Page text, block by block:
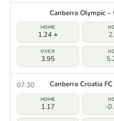
Canberra Olympic –
1.24
3.95
07:30 Canberra Croatia
1.17 -